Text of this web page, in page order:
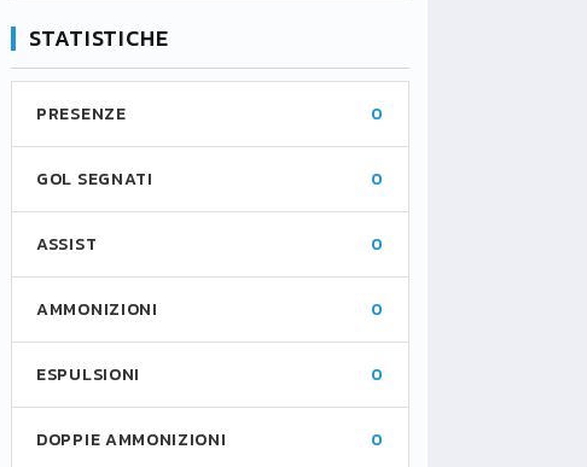
STATISTICHE
PRESENZE 0
GOL SEGNATI 0
ASSIST 0
AMMONIZIONI 0
ESPULSIONI 0
DOPPIE AMMONIZIONI 0